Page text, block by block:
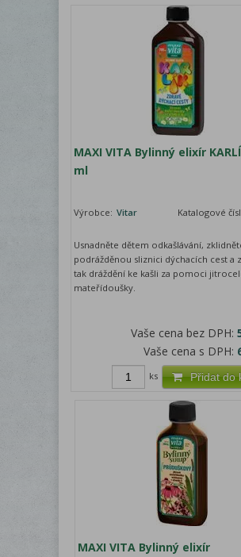
MAXI VITA Bylinný elixír
ml
Výrobce: Vitar Katalogové
Usnadněte dětem odkašlávání,
podrážděnou sliznici dýchacích cest a
tak dráždění ke kašli za pomoci
mateřídoušky.
Vaše cena bez DPH:
Vaše cena s DPH:
Přidat do
ks
MAXI VITA Bylinný elixír